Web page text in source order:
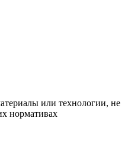
или технологии, не
нормативах